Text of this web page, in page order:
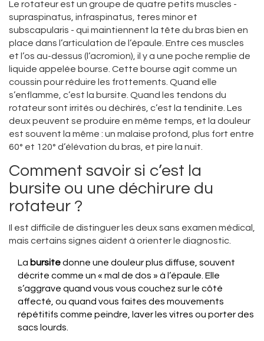
Le rotateur est un groupe de quatre petits muscles -
supraspinatus, infraspinatus, teres minor et
subscapularis - qui maintiennent la tête du bras bien en
place dans l’articulation de l’épaule. Entre ces muscles
et l’os au-dessus (l’acromion), il y a une poche remplie de
liquide appelée bourse. Cette bourse agit comme un
coussin pour réduire les frottements. Quand elle
s’enflamme, c’est la bursite. Quand les tendons du
rotateur sont irrités ou déchirés, c’est la tendinite. Les
deux peuvent se produire en même temps, et la douleur
est souvent la même : un malaise profond, plus fort entre
60° et 120° d’élévation du bras, et pire la nuit.
Comment savoir si c’est la
bursite ou une déchirure du
rotateur ?
Il est difficile de distinguer les deux sans examen médical,
mais certains signes aident à orienter le diagnostic.
La bursitedonne une douleur plus diffuse, souvent
décrite comme un « mal de dos » à l’épaule. Elle
s’aggrave quand vous vous couchez sur le côté
affecté, ou quand vous faites des mouvements
répétitifs comme peindre, laver les vitres ou porter des
sacs lourds.